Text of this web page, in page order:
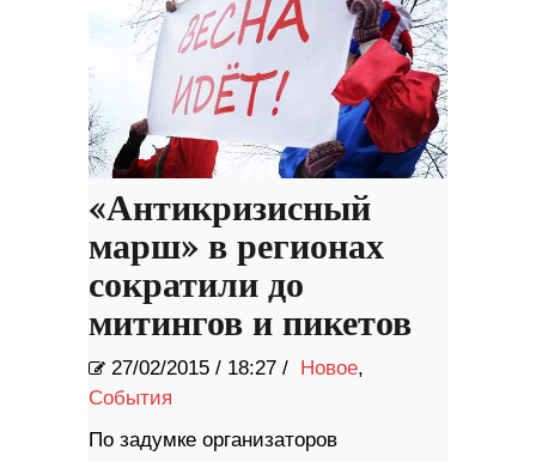
«Антикризисный
марш» в регионах
сократили до
митингов и пикетов
27/02/2015 / 18:27 / Новое,
События
По задумке организаторов